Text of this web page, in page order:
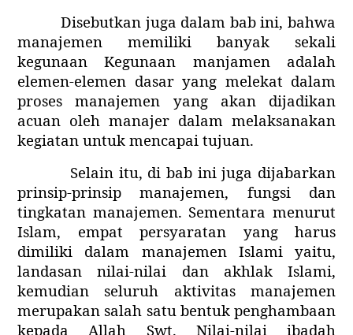
Disebutkan juga dalam bab ini, bahwa
manajemen memiliki banyak sekali
kegunaan Kegunaan manjamen adalah
elemen-elemen dasar yang melekat dalam
proses manajemen yang akan dijadikan
acuan oleh manajer dalam melaksanakan
kegiatan untuk mencapai tujuan.
Selain itu, di bab ini juga dijabarkan
prinsip-prinsip manajemen, fungsi dan
tingkatan manajemen. Sementara menurut
Islam, empat persyaratan yang harus
dimiliki dalam manajemen Islami yaitu,
landasan nilai-nilai dan akhlak Islami,
kemudian seluruh aktivitas manajemen
merupakan salah satu bentuk penghambaan
kepada Allah Swt. Nilai-nilai ibadah